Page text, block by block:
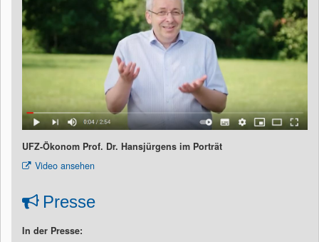
UFZ-Ökonom Prof. Dr. Hansjürgens im Porträt
Video ansehen
Presse
In der Presse: